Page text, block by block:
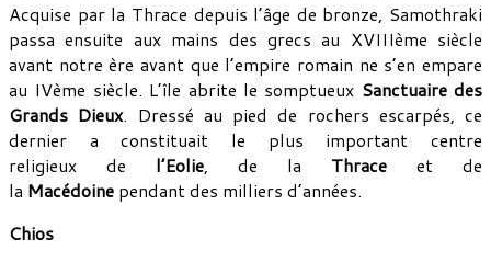
Acquise par la Thrace depuis l’âge de bronze, Samothraki
passa ensuite aux mains des grecs au XVIIIème siècle
avant notre ère avant que l’empire romain ne s’en empare
au IVème siècle. L’île abrite le somptueux Sanctuaire des
Grands Dieux. Dressé au pied de rochers escarpés, ce
dernier a constituait le plus important
centre
religieux
de l’Eolie, de la Thrace et de
la Macédoine pendant des milliers d’années.
Chios